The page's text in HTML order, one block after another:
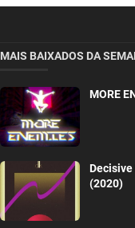
MAIS BAIXADOS DA
MORE
(2020)